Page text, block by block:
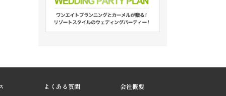
よくある質問 会社概要